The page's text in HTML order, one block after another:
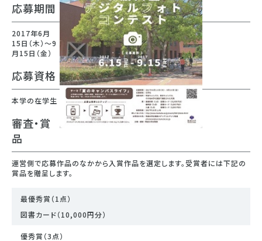
応募期間
2017年6月
15日（木）～9
月15日（金）
応募資格
本学の在学生
審査・賞
品
運営側で応募作品のなかから入賞作品を選定します。受賞者には下記の
賞品を贈呈します。
最優秀賞（1点）
図書カード（10,000円分）
優秀賞（3点）